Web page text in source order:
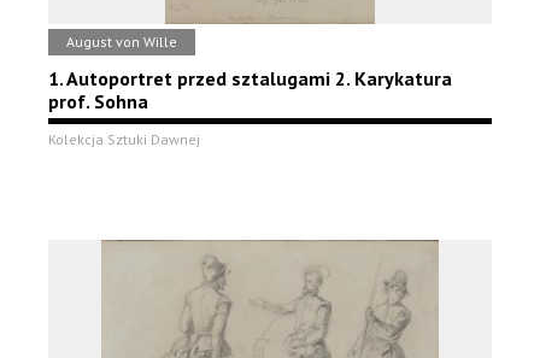
August von Wille
1. Autoportret przed sztalugami 2. Karykatura
prof. Sohna
Kolekcja Sztuki Dawnej